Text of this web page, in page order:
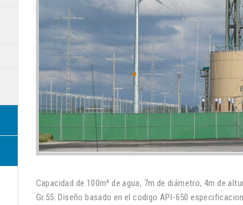
Capacidad de 100m³ de agua, 7m de diámetro, 4m de
Gr.55. Diseño basado en el codigo API-650